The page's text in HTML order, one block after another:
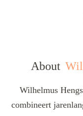
About
Wilhelmus
combineert